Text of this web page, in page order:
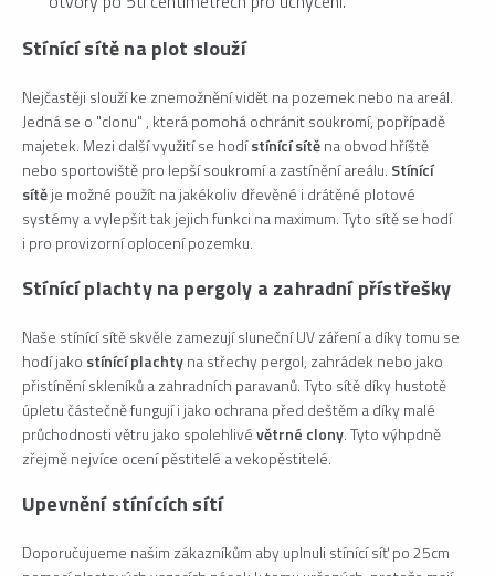
Stínící sítě na plot slouží
Nejčastěji slouží ke znemožnění vidět na pozemek nebo na areál.
Jedná se o "clonu" , která pomohá ochránit soukromí, popřípadě
majetek. Mezi další využití se hodístínící sítěna obvod hříště
nebo sportoviště pro lepší soukromí a zastínění areálu. Stínící
sítěje možné použít na jakékoliv dřevěné i drátěné plotové
systémy a vylepšit tak jejich funkci na maximum. Tyto sítě se hodí
i pro provizorní oplocení pozemku.
Stínící plachty na pergoly a zahradní přístřešky
Naše stínící sítě skvěle zamezují sluneční UV záření a díky tomu se
hodí jako stínící plachtyna střechy pergol, zahrádek nebo jako
přistínění skleníků a zahradních paravanů. Tyto sítě díky hustotě
úpletu částečně fungují i jako ochrana před deštěm a díky malé
průchodnosti větru jako spolehlivévětrné clony. Tyto výhpdně
zřejmě nejvíce ocení pěstitelé a vekopěstitelé.
Upevnění stínících sítí
Doporučujueme našim zákazníkům aby uplnuli stínící síť po 25cm